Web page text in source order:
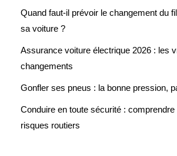
Quand faut-il prévoir le changement du
sa voiture ?
Assurance voiture électrique 2026 : les
changements
Gonfler ses pneus : la bonne pression,
Conduire en toute sécurité : comprendre
risques routiers